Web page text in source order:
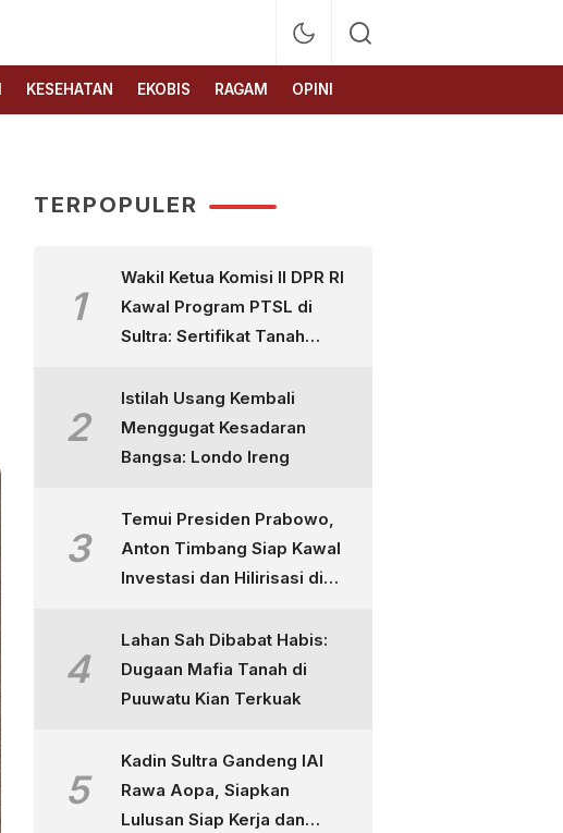
KESEHATAN EKOBIS RAGAM OPINI
TERPOPULER
1
Wakil Ketua Komisi II DPR RI
Kawal Program PTSL di
Sultra: Sertifikat Tanah
Kertas
2
Istilah Usang Kembali
Menggugat Kesadaran
Bangsa: Londo Ireng
3
Temui Presiden Prabowo,
Anton Timbang Siap Kawal
Investasi dan Hilirisasi di
4
Lahan Sah Dibabat Habis:
Dugaan Mafia Tanah di
Puuwatu Kian Terkuak
5
Kadin Sultra Gandeng IAI
Rawa Aopa, Siapkan
Lulusan Siap Kerja dan